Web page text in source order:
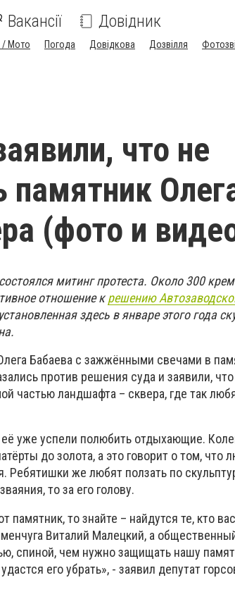
Вакансії Довідник
/ Мото Погода Довідкова Дозвілля
что не
памятник
(фото и
митинг протеста. Около 300
отношение крешению
здесь в январе этого года
Бабаева с зажжёнными свечами в
против решения суда и заявили,
частью ландшафта – сквера, где так
её уже успели полюбить отдыхающие.
до золота, а это говорит о том, что
Ребятишки же любят ползать по
то за его голову.
памятник, то знайте – найдутся те, кто вас
Виталий Малецкий, а
спиной, чем нужно защищать нашу
его убрать», - заявил депутат